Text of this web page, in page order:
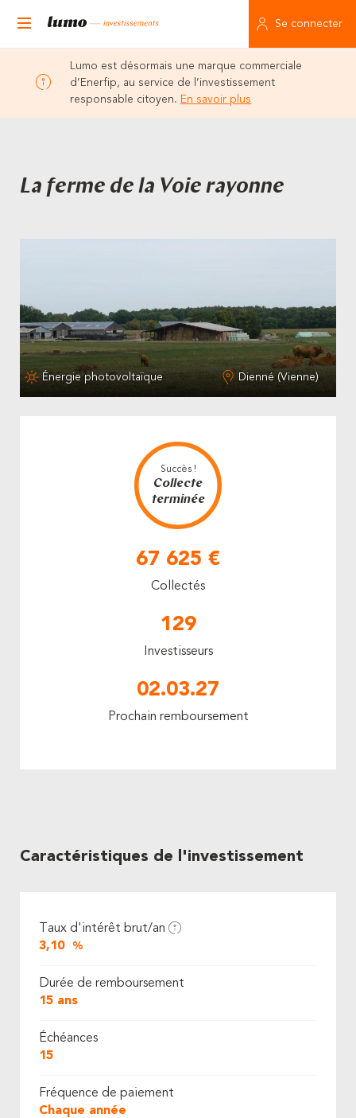
Se connecter
Lumo est désormais une marque commerciale
d’Enerfip, au service de l’investissement
responsable citoyen. En savoir plus
La ferme de la Voie rayonne
Énergie photovoltaïque Dienné (Vienne)
Succès !
Collecte
terminée
67 625 €
Collectés
129
Investisseurs
02.03.27
Prochain remboursement
Caractéristiques de l'investissement
Taux d'intérêt brut/an
3,10 %
Durée de remboursement
15 ans
Échéances
15
Fréquence de paiement
Chaque année